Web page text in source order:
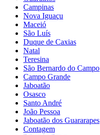
Campinas
Nova Iguaçu
Maceió
São Luís
Duque de Caxias
Natal
Teresina
São Bernardo do Campo
Campo Grande
Jaboatão
Osasco
Santo André
João Pessoa
Jaboatão dos Guararapes
Contagem